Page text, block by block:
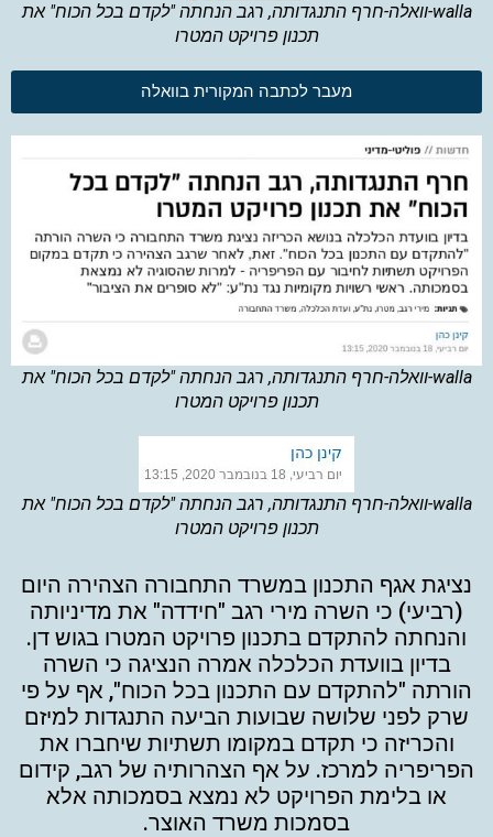
walla-וואלה-חרף התנגדותה, רגב הנחתה "לקדם בכל הכוח" את
תכנון פרויקט המטרו
מעבר לכתבה המקורית בוואלה
walla-וואלה-חרף התנגדותה, רגב הנחתה "לקדם בכל הכוח" את
תכנון פרויקט המטרו
walla-וואלה-חרף התנגדותה, רגב הנחתה "לקדם בכל הכוח" את
תכנון פרויקט המטרו
נציגת אגף התכנון במשרד התחבורה הצהירה היום
(רביעי) כי השרה מירי רגב "חידדה" את מדיניותה
והנחתה להתקדם בתכנון פרויקט המטרו בגוש דן.
בדיון בוועדת הכלכלה אמרה הנציגה כי השרה
הורתה "להתקדם עם התכנון בכל הכוח", אף על פי
שרק לפני שלושה שבועות הביעה התנגדות למיזם
והכריזה כי תקדם במקומו תשתיות שיחברו את
הפריפריה למרכז. על אף הצהרותיה של רגב, קידום
או בלימת הפרויקט לא נמצא בסמכותה אלא
בסמכות משרד האוצר.